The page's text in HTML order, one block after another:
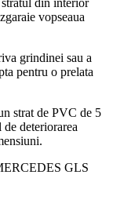
din interior
vopseaua
grindinei sau a
pentru o prelata
strat de PVC de 5
deteriorarea
GLS